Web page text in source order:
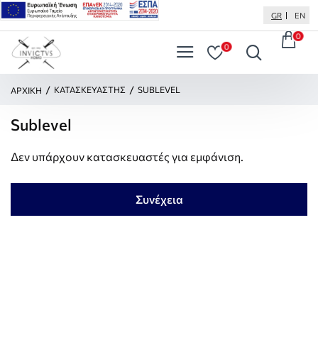
GR EN
0
0
ΑΡΧΙΚΉ H
E
ΚΑΤΑΣΚΕΥΑΣΤΉΣ SUBLEVEL
Sublevel
Δεν υπάρχουν κατασκευαστές για εμφάνιση.
Συνέχεια